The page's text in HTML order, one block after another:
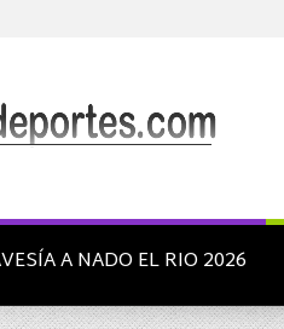
A NADO EL RIO 2026